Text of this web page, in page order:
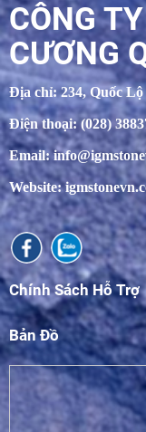
CÔNG
CƯƠNG
Địa chỉ: 234, Quốc
Điện thoại: (028)
Email:
Website:
Chính Sách Hỗ Trợ
Bản Đồ